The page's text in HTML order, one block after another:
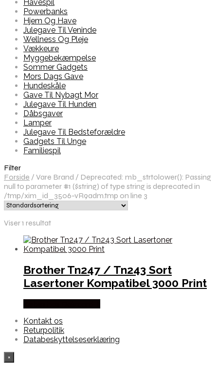
Havespil
Powerbanks
Hjem Og Have
Julegave Til Veninde
Wellness Og Pleje
Vækkeure
Myggebekæmpelse
Sommer Gadgets
Mors Dags Gave
Hundeskåle
Gave Til Nybagt Mor
Julegave Til Hunden
Dåbsgaver
Lamper
Julegave Til Bedsteforældre
Gadgets Til Unge
Familiespil
Filter
Forside / Vare Brand / Deprecated: mb_strtolower(): Passing
null to parameter #1 ($string) of type string is deprecated in
/tmp/xim_id_3506-vR9adm.tmp on line 3
Viser 1 resultat
Brother Tn247 / Tn243 Sort
Lasertoner Kompatibel 3000 Print
Kontakt os
Returpolitik
Databeskyttelseserklæring
×